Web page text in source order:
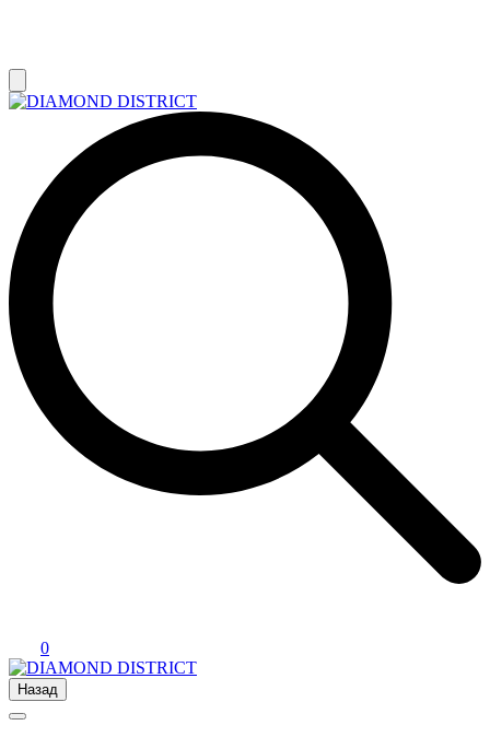
0
Назад